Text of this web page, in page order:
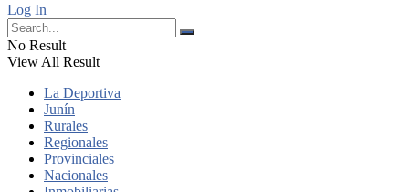
Log In
No Result
View All Result
La Deportiva
Junín
Rurales
Regionales
Provinciales
Nacionales